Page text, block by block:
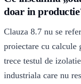
doar in
Clauza 8.7 nu se
proiectare cu calcule
trece testul de
industriala care nu